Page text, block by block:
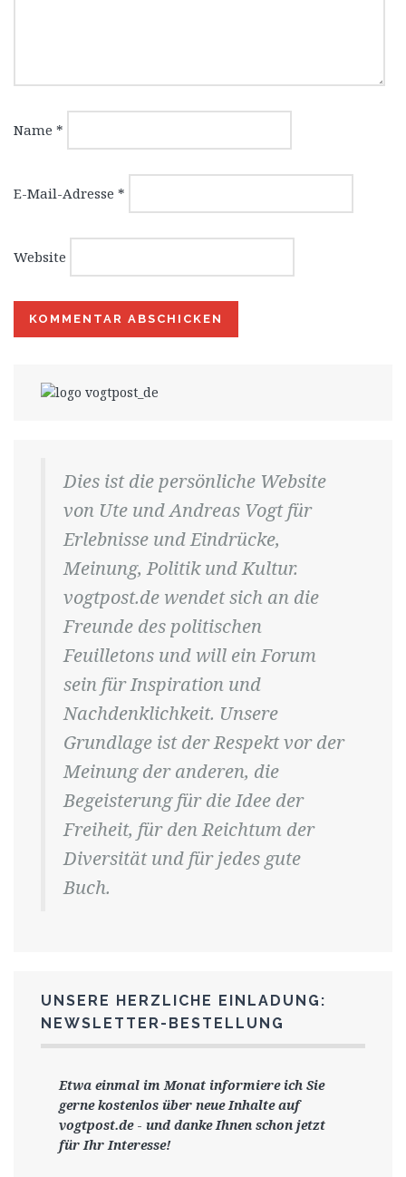
Name *
E-Mail-Adresse *
Website
Dies ist die persönliche Website
von Ute und Andreas Vogt für
Erlebnisse und Eindrücke,
Meinung, Politik und Kultur.
vogtpost.de wendet sich an die
Freunde des politischen
Feuilletons und will ein Forum
sein für Inspiration und
Nachdenklichkeit. Unsere
Grundlage ist der Respekt vor der
Meinung der anderen, die
Begeisterung für die Idee der
Freiheit, für den Reichtum der
Diversität und für jedes gute
Buch.
UNSERE HERZLICHE EINLADUNG:
NEWSLETTER-BESTELLUNG
Etwa einmal im Monat informiere ich Sie
gernekostenlos über neue Inhalte auf
vogtpost.de- und danke Ihnen schon jetzt
für Ihr Interesse!